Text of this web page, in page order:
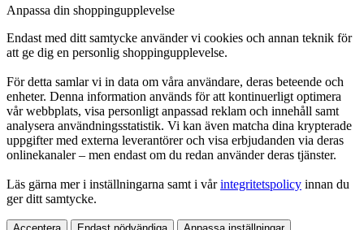
Anpassa din shoppingupplevelse
Endast med ditt samtycke använder vi cookies och annan teknik för
att ge dig en personlig shoppingupplevelse.
För detta samlar vi in data om våra användare, deras beteende och
enheter. Denna information används för att kontinuerligt optimera
vår webbplats, visa personligt anpassad reklam och innehåll samt
analysera användningsstatistik. Vi kan även matcha dina krypterade
uppgifter med externa leverantörer och visa erbjudanden via deras
onlinekanaler – men endast om du redan använder deras tjänster.
Läs gärna mer i inställningarna samt i vårintegritetspolicy innan du
ger ditt samtycke.